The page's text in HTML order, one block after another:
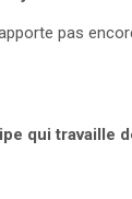
pas
qui travaille